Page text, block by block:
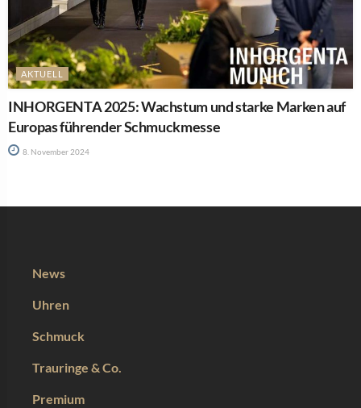
AKTUELL
INHORGENTA 2025: Wachstum und starke Marken auf
Europas führender Schmuckmesse
8. November 2024
News
Uhren
Schmuck
Trauringe & Co.
Premium